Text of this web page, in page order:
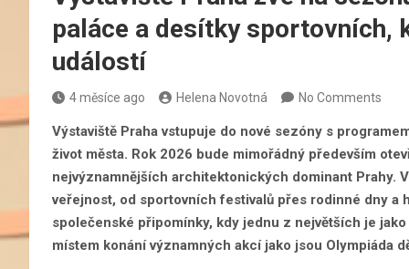
paláce a desítky sportovních,
událostí
4 měsíce ago Helena Novotná No Comments
Výstaviště Praha vstupuje do nové sezóny s
život města. Rok 2026 bude mimořádný především
nejvýznamnějších architektonických dominant Prahy.
veřejnost, od sportovních festivalů přes rodinné dny a
společenské připomínky, kdy jednu z největších je
místem konání významných akcí jako jsou Olympiáda